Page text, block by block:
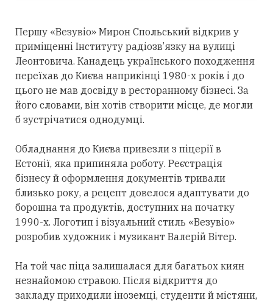
Першу «Везувіо» Мирон Спольський відкрив у
приміщенні Інституту радіозв’язку на вулиці
Леонтовича. Канадець українського походження
переїхав до Києва наприкінці 1980-х років і до
цього не мав досвіду в ресторанному бізнесі. За
його словами, він хотів створити місце, де могли
б зустрічатися однодумці.
Обладнання до Києва привезли з піцерії в
Естонії, яка припиняла роботу. Реєстрація
бізнесу й оформлення документів тривали
близько року, а рецепт довелося адаптувати до
борошна та продуктів, доступних на початку
1990-х. Логотип і візуальний стиль «Везувіо»
розробив художник і музикант Валерій Вітер.
На той час піца залишалася для багатьох киян
незнайомою стравою. Після відкриття до
закладу приходили іноземці, студенти й містяни,